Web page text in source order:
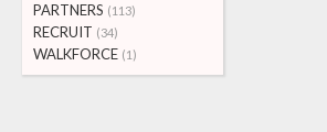
PARTNERS (113)
RECRUIT (34)
WALKFORCE (1)